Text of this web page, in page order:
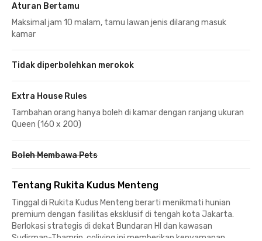
Aturan Bertamu
Maksimal jam 10 malam, tamu lawan jenis dilarang masuk
kamar
Tidak diperbolehkan merokok
Extra House Rules
Tambahan orang hanya boleh di kamar dengan ranjang ukuran
Queen (160 x 200)
Boleh Membawa Pets
Tentang Rukita Kudus Menteng
Tinggal di Rukita Kudus Menteng berarti menikmati hunian
premium dengan fasilitas eksklusif di tengah kota Jakarta.
Berlokasi strategis di dekat Bundaran HI dan kawasan
Sudirman-Thamrin, coliving ini memberikan kenyamanan